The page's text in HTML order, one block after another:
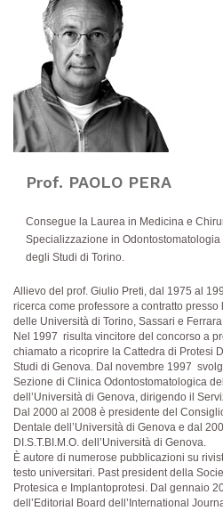
Prof. PAOLO PERA
Consegue la Laurea in Medicina e
Specializzazione in Odontostomatologia
degli Studi di Torino.
Allievo del prof. Giulio Preti, dal 1975 al
ricerca come professore a contratto
delle Università di Torino, Sassari e Ferrara.
Nel 1997 risulta vincitore del concorso a
chiamato a ricoprire la Cattedra di Protesi
Studi di Genova. Dal novembre 1997
Sezione di Clinica Odontostomatologica
dell’Università di Genova, dirigendo il
Dal 2000 al 2008 è presidente del
Dentale dell’Università di Genova e dal
DI.S.T.BI.M.O. dell’Università di Genova.
È autore di numerose pubblicazioni su
testo universitari. Past president della
Protesica e Implantoprotesi. Dal gennaio
dell’Editorial Board dell’International